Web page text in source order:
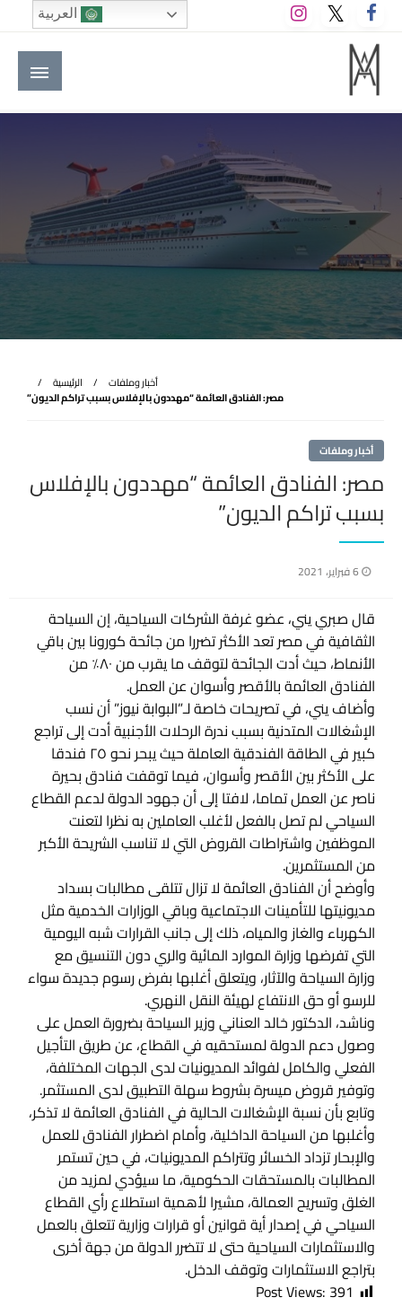
التخطي
إلى
المحتوى
M A hotels | إم ايه هوتيلز
الموقع الأول للعاملين في الفنادق في العالم العربي
الرئيسية
أخبار وملفات
مصر: الفنادق العائمة “مهددون بالإفلاس بسبب تراكم الديون”
أخبار وملفات
مصر: الفنادق العائمة “مهددون بالإفلاس
بسبب تراكم الديون”
نُشر
6 فبراير، 2021
قال صبري يني، عضو غرفة الشركات السياحية، إن السياحة
الثقافية في مصر تعد الأكثر تضررا من جائحة كورونا بين باقي
الأنماط، حيث أدت الجائحة لتوقف ما يقرب من ٨٠٪ من
الفنادق العائمة بالأقصر وأسوان عن العمل.
وأضاف يني، في تصريحات خاصة لـ”البوابة نيوز” أن نسب
الإشغالات المتدنية بسبب ندرة الرحلات الأجنبية أدت إلى تراجع
كبير في الطاقة الفندقية العاملة حيث يبحر نحو ٢٥ فندقا
على الأكثر بين الأقصر وأسوان، فيما توقفت فنادق بحيرة
ناصر عن العمل تماما، لافتا إلى أن جهود الدولة لدعم القطاع
السياحي لم تصل بالفعل لأغلب العاملين به نظرا لتعنت
الموظفين واشتراطات القروض التي لا تناسب الشريحة الأكبر
من المستثمرين.
وأوضح أن الفنادق العائمة لا تزال تتلقى مطالبات بسداد
مديونيتها للتأمينات الاجتماعية وباقي الوزارات الخدمية مثل
الكهرباء والغاز والمياه، ذلك إلى جانب القرارات شبه اليومية
التي تفرضها وزارة الموارد المائية والري دون التنسيق مع
وزارة السياحة والآثار، ويتعلق أغلبها بفرض رسوم جديدة سواء
للرسو أو حق الانتفاع لهيئة النقل النهري.
وناشد، الدكتور خالد العناني وزير السياحة بضرورة العمل على
وصول دعم الدولة لمستحقيه في القطاع، عن طريق التأجيل
الفعلي والكامل لفوائد المديونيات لدى الجهات المختلفة،
وتوفير قروض ميسرة بشروط سهلة التطبيق لدى المستثمر.
وتابع بأن نسبة الإشغالات الحالية في الفنادق العائمة لا تذكر،
وأغلبها من السياحة الداخلية، وأمام اضطرار الفنادق للعمل
والإبحار تزداد الخسائر وتتراكم المديونيات، في حين تستمر
المطالبات بالمستحقات الحكومية، ما سيؤدي لمزيد من
الغلق وتسريح العمالة، مشيرا لأهمية استطلاع رأي القطاع
السياحي في إصدار أية قوانين أو قرارات وزارية تتعلق بالعمل
والاستثمارات السياحية حتى لا تتضرر الدولة من جهة أخرى
بتراجع الاستثمارات وتوقف الدخل.
Post Views: 391
العربية